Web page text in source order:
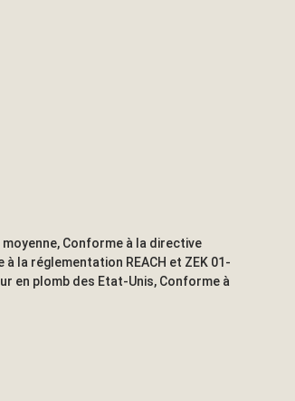
Conforme à la directive
la réglementation REACH et ZEK 01-
en plomb des Etat-Unis, Conforme à